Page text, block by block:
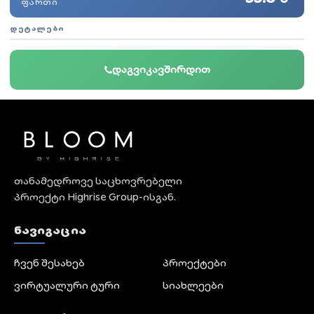
ᲓᲔᲢᲐᲚᲔᲑᲘ
დაგვიკავშირდით
თანამედროვე საცხოვრებელი
პროექტი Highrise Group-ისგან.
ᲜᲐᲕᲘᲒᲐᲪᲘᲐ
ჩვენ შესახებ
პროექტები
ვირტუალური ტური
სიახლეები